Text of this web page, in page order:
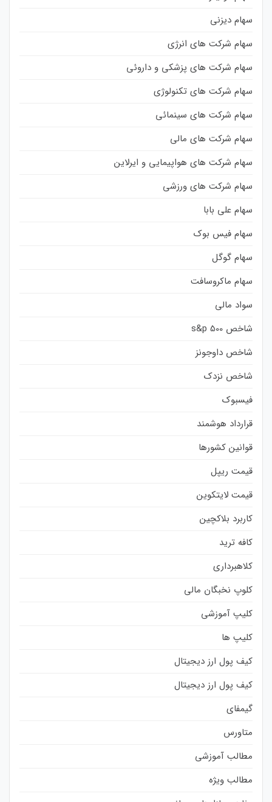
سهام دیزنی
سهام شرکت های انرژی
سهام شرکت های پزشکی و داروئی
سهام شرکت های تکنولوژی
سهام شرکت های سینمائی
سهام شرکت های مالی
سهام شرکت های هواپیمایی و ایرلاین
سهام شرکت های ورزشی
سهام علی بابا
سهام فیس بوک
سهام گوگل
سهام ماکروسافت
سواد مالی
شاخص s&p 500
شاخص داوجونز
شاخص نزدک
فیسبوک
قرارداد هوشمند
قوانین کشورها
قیمت ریپل
قیمت لایتکوین
کاربرد بلاکچین
کافه ترید
کلاهبرداری
کلوپ نخبگان مالی
کلیپ آموزشی
کلیپ ها
کیف پول ارز دیجیتال
کیف پول ارز دیجیتال
گیمفای
متاورس
مطالب آموزشی
مطالب ویژه